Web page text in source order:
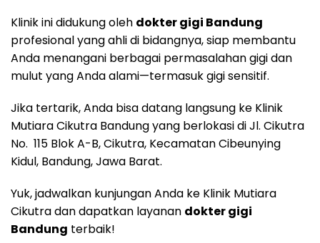
Klinik ini didukung oleh dokter gigi Bandung
profesional yang ahli di bidangnya, siap membantu
Anda menangani berbagai permasalahan gigi dan
mulut yang Anda alami—termasuk gigi sensitif.
Jika tertarik, Anda bisa datang langsung ke Klinik
Mutiara Cikutra Bandung yang berlokasi di Jl. Cikutra
No. 115 Blok A-B, Cikutra, Kecamatan Cibeunying
Kidul, Bandung, Jawa Barat.
Yuk, jadwalkan kunjungan Anda ke Klinik Mutiara
Cikutra dan dapatkan layanan dokter gigi
Bandung terbaik!